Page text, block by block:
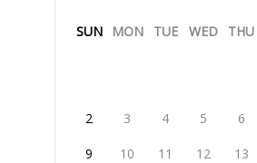
SUN MON TUE WED THU
2 3 4 5 6
9 10 11 12 13